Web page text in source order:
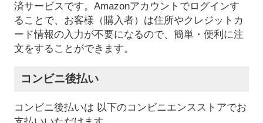
済サービスです。Amazonアカウントでログインす
ることで、お客様（購入者）は住所やクレジットカ
ード情報の入力が不要になるので、簡単・便利に注
文をすることができます。
コンビニ後払い
コンビニ後払いは 以下のコンビニエンスストアでお